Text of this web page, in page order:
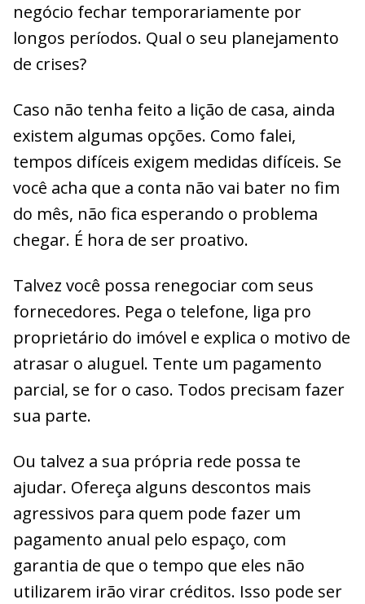
negócio fechar temporariamente por
longos períodos. Qual o seu planejamento
de crises?
Caso não tenha feito a lição de casa, ainda
existem algumas opções. Como falei,
tempos difíceis exigem medidas difíceis. Se
você acha que a conta não vai bater no fim
do mês, não fica esperando o problema
chegar. É hora de ser proativo.
Talvez você possa renegociar com seus
fornecedores. Pega o telefone, liga pro
proprietário do imóvel e explica o motivo de
atrasar o aluguel. Tente um pagamento
parcial, se for o caso. Todos precisam fazer
sua parte.
Ou talvez a sua própria rede possa te
ajudar. Ofereça alguns descontos mais
agressivos para quem pode fazer um
pagamento anual pelo espaço, com
garantia de que o tempo que eles não
utilizarem irão virar créditos. Isso pode ser